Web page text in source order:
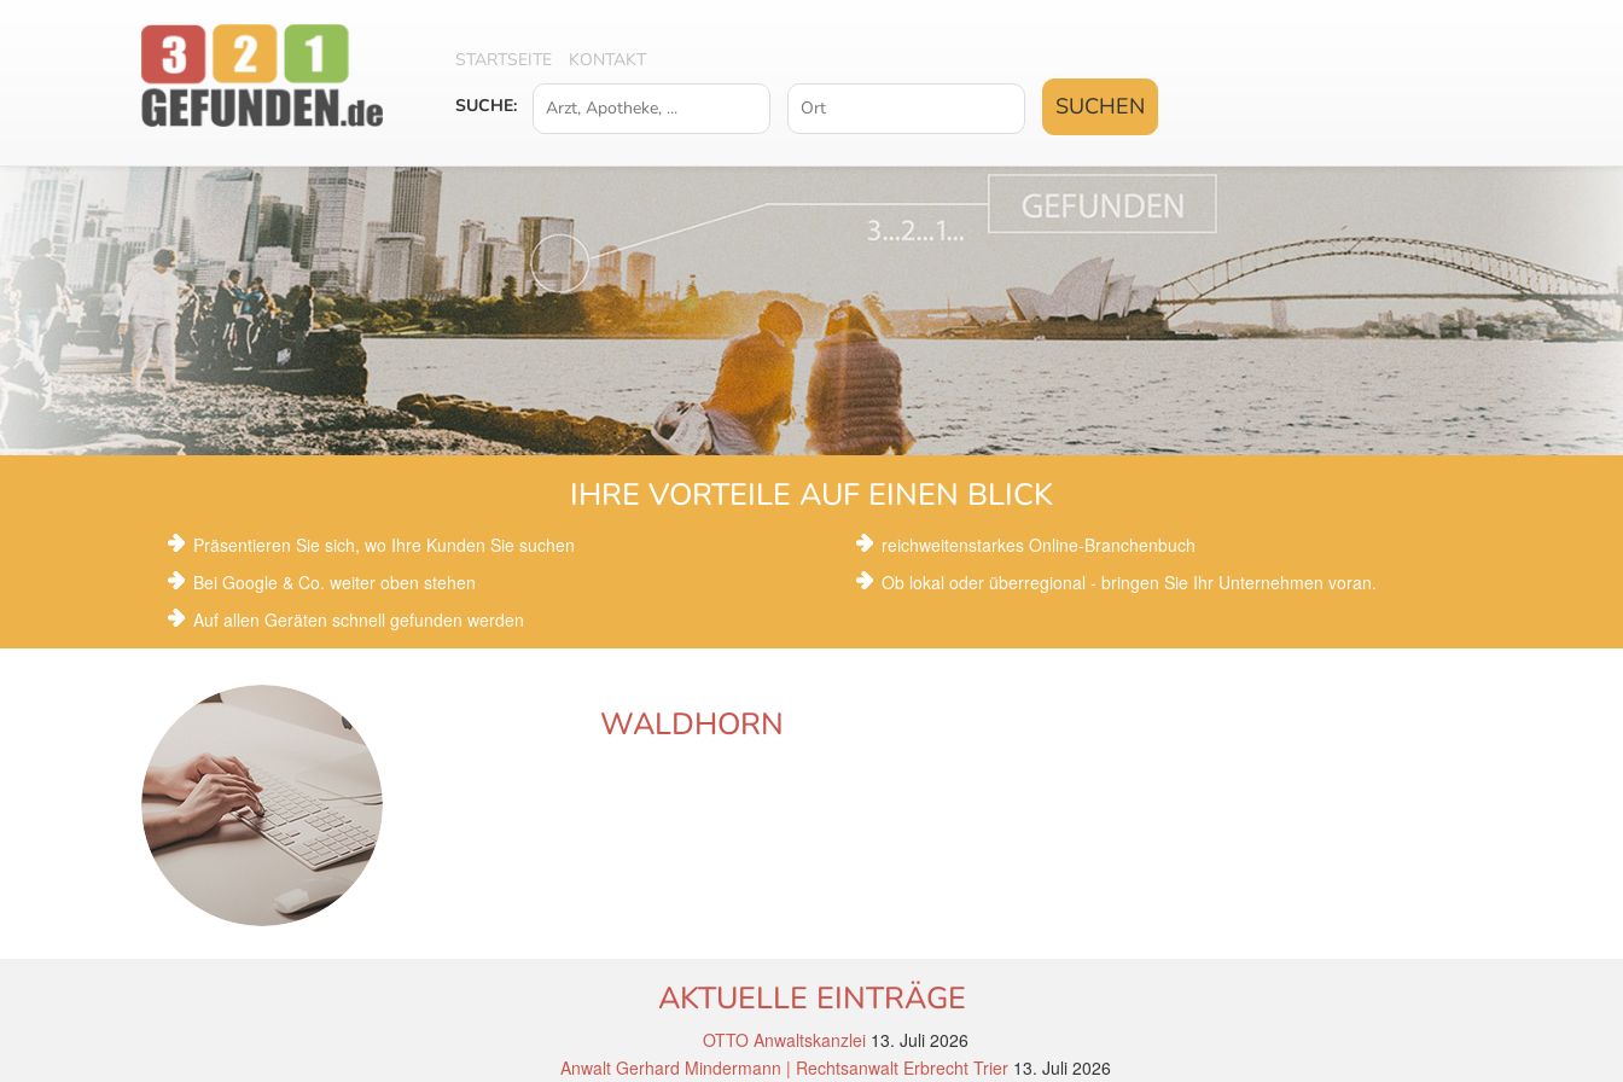
STARTSEITE
KONTAKT
SUCHE:
IHRE VORTEILE AUF EINEN BLICK
Präsentieren Sie sich, wo Ihre Kunden Sie suchen
Bei Google & Co. weiter oben stehen
Auf allen Geräten schnell gefunden werden
reichweitenstarkes Online-Branchenbuch
Ob lokal oder überregional - bringen Sie Ihr Unternehmen voran.
WALDHORN
AKTUELLE EINTRÄGE
OTTO Anwaltskanzlei 13. Juli 2026
Anwalt Gerhard Mindermann | Rechtsanwalt Erbrecht Trier 13. Juli 2026